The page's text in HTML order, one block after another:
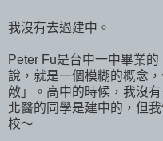
我沒有去過建中。
Peter Fu是台中一中畢業
說，就是一個模糊的概念
敵」。高中的時候，我沒
北醫的同學是建中的，但
校～